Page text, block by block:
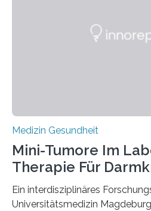
Medizin Gesundheit
Mini-Tumore Im
Therapie Für
Ein interdisziplinäres
Universitätsmedizin